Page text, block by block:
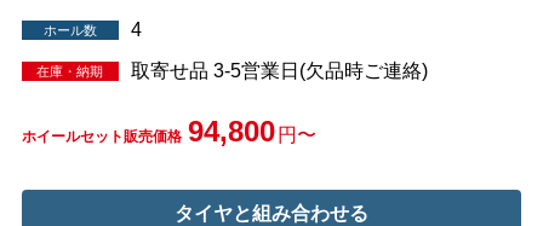
ホール数 4
在庫・納期 取寄せ品 3-5営業日(欠品時ご連絡)
ホイールセット販売価格 94,800 円〜
タイヤと組み合わせる